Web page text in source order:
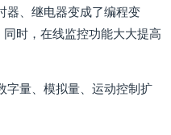
器、继电器变成了编程变
时，在线监控功能大大提高
字量、模拟量、运动控制扩